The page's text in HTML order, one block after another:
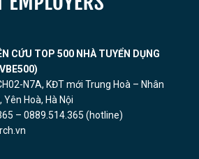
CỨU TOP 500 NHÀ TUYỂN DỤNG
N7A, KĐT mới Trung Hoà – Nhân
Hoà, Hà Nội
– 0889.514.365 (hotline)